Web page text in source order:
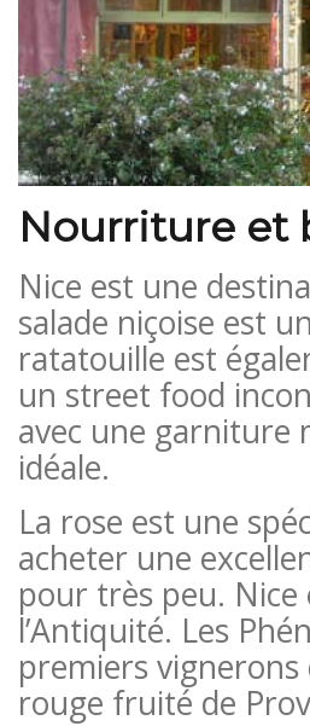
Nourriture et
Nice est une
salade niçoise est
ratatouille est
un street food
avec une garniture
idéale.
La rose est une
acheter une
pour très peu.
l’Antiquité. Les
premiers vignerons
rouge fruité de